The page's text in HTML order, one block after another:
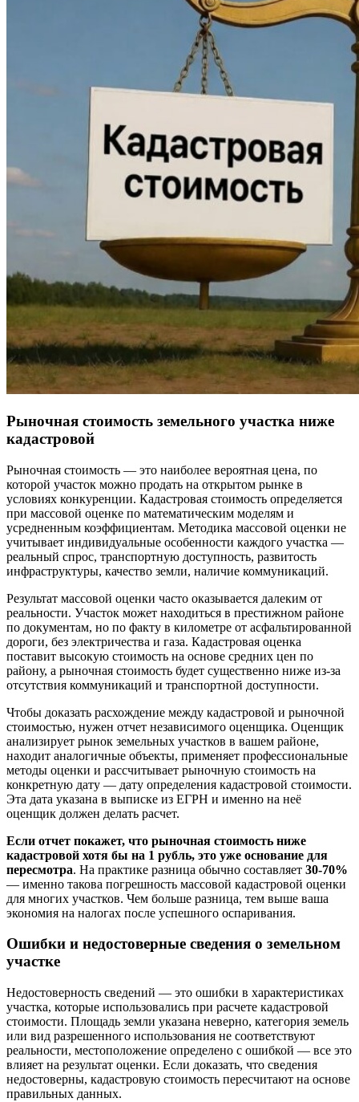
Рыночная стоимость земельного участка ниже
кадастровой
Рыночная стоимость — это наиболее вероятная цена, по
которой участок можно продать на открытом рынке в
условиях конкуренции. Кадастровая стоимость определяется
при массовой оценке по математическим моделям и
усредненным коэффициентам. Методика массовой оценки не
учитывает индивидуальные особенности каждого участка —
реальный спрос, транспортную доступность, развитость
инфраструктуры, качество земли, наличие коммуникаций.
Результат массовой оценки часто оказывается далеким от
реальности. Участок может находиться в престижном районе
по документам, но по факту в километре от асфальтированной
дороги, без электричества и газа. Кадастровая оценка
поставит высокую стоимость на основе средних цен по
району, а рыночная стоимость будет существенно ниже из-за
отсутствия коммуникаций и транспортной доступности.
Чтобы доказать расхождение между кадастровой и рыночной
стоимостью, нужен отчет независимого оценщика. Оценщик
анализирует рынок земельных участков в вашем районе,
находит аналогичные объекты, применяет профессиональные
методы оценки и рассчитывает рыночную стоимость на
конкретную дату — дату определения кадастровой стоимости.
Эта дата указана в выписке из ЕГРН и именно на неё
оценщик должен делать расчет.
Если отчет покажет, что рыночная стоимость ниже
кадастровой хотя бы на 1 рубль, это уже основание для
пересмотра. На практике разница обычно составляет 30-70%
— именно такова погрешность массовой кадастровой оценки
для многих участков. Чем больше разница, тем выше ваша
экономия на налогах после успешного оспаривания.
Ошибки и недостоверные сведения о земельном
участке
Недостоверность сведений — это ошибки в характеристиках
участка, которые использовались при расчете кадастровой
стоимости. Площадь земли указана неверно, категория земель
или вид разрешенного использования не соответствуют
реальности, местоположение определено с ошибкой — все это
влияет на результат оценки. Если доказать, что сведения
недостоверны, кадастровую стоимость пересчитают на основе
правильных данных.